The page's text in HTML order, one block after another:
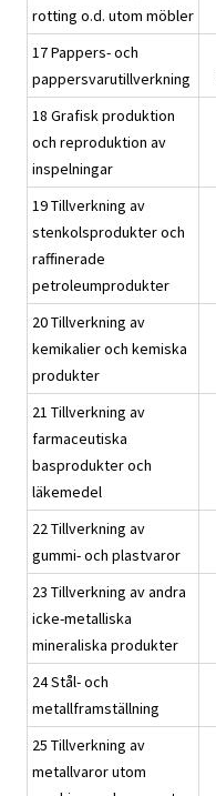
rotting o.d. utom möbler
17 Pappers- och
pappersvarutillverkning
18 Grafisk produktion
och reproduktion av
inspelningar
19 Tillverkning av
stenkolsprodukter och
raffinerade
petroleumprodukter
20 Tillverkning av
kemikalier och kemiska
produkter
21 Tillverkning av
farmaceutiska
basprodukter och
läkemedel
22 Tillverkning av
gummi- och plastvaror
23 Tillverkning av andra
icke-metalliska
mineraliska produkter
24 Stål- och
metallframställning
25 Tillverkning av
metallvaror utom